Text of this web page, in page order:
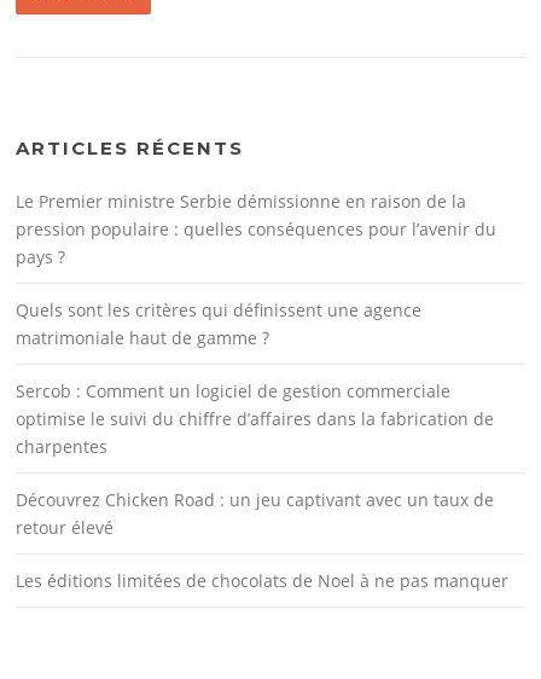
ARTICLES RÉCENTS
Le Premier ministre Serbie démissionne en raison de la
pression populaire : quelles conséquences pour l’avenir du
pays ?
Quels sont les critères qui définissent une agence
matrimoniale haut de gamme ?
Sercob : Comment un logiciel de gestion commerciale
optimise le suivi du chiffre d’affaires dans la fabrication de
charpentes
Découvrez Chicken Road : un jeu captivant avec un taux de
retour élevé
Les éditions limitées de chocolats de Noel à ne pas manquer